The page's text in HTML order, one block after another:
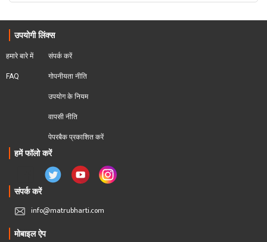
उपयोगी लिंक्स
हमारे बारे में
FAQ
संपर्क करें
गोपनीयता नीति
उपयोग के नियम
वापसी नीति
पेपरबैक प्रकाशित करें
हमें फॉलो करें
संपर्क करें
info@matrubharti.com
मोबाइल ऐप